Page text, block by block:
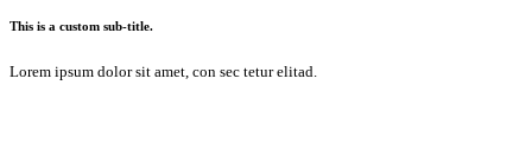
This is a custom sub-title.
Lorem ipsum dolor sit amet, con sec tetur elitad.